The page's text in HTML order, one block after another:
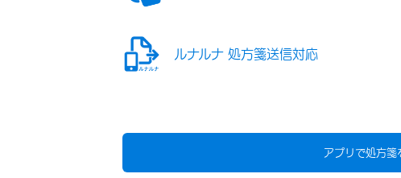
ルナルナ 処方箋送信対応
アプリで処方